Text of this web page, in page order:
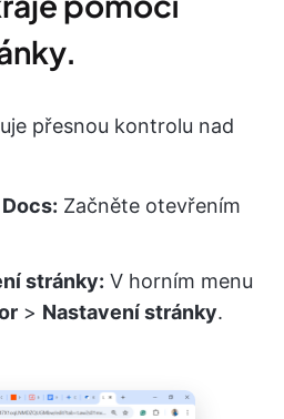
přesnou kontrolu nad
Začněte otevřením
stránky: V horním menu
> Nastavení stránky.